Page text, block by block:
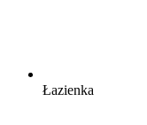
Łazienka